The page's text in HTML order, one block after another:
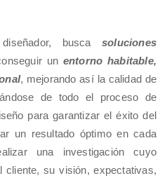
busca soluciones
un entorno habitable,
, mejorando así la calidad de
de todo el proceso de
para garantizar el éxito del
un resultado óptimo en cada
una investigación cuyo
su visión, expectativas,